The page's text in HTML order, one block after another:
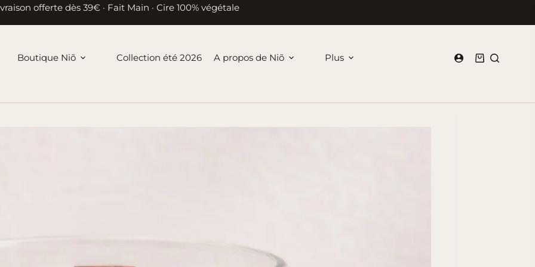
offerte dès 39€ · Fait Main · Cire 100% végétale
Boutique Niõ Collection été 2026 A propos de Niõ Plus
Panier